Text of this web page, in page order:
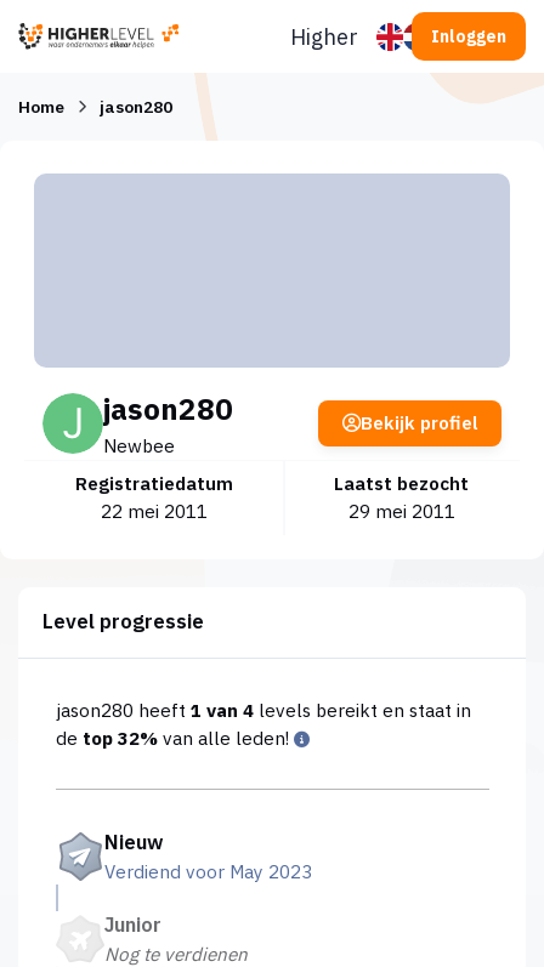
Higherlevel Inloggen
Home jason280
jason280
Newbee
Registratiedatum
22 mei 2011
Laatst bezocht
29 mei 2011
Bekijk profiel
Level progressie
jason280 heeft 1 van 4levels bereikt en staat in
de top 32%van alle leden!
Nieuw
Verdiend voor May 2023
Junior
Nog te verdienen